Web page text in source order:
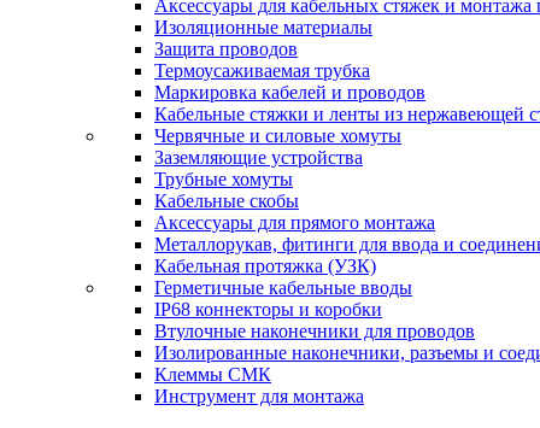
Аксессуары для кабельных стяжек и монтажа
Изоляционные материалы
Защита проводов
Термоусаживаемая трубка
Маркировка кабелей и проводов
Кабельные стяжки и ленты из нержавеющей
Червячные и силовые хомуты
Заземляющие устройства
Трубные хомуты
Кабельные скобы
Аксессуары для прямого монтажа
Металлорукав, фитинги для ввода и
Кабельная протяжка (УЗК)
Герметичные кабельные вводы
IP68 коннекторы и коробки
Втулочные наконечники для проводов
Изолированные наконечники, разъемы и
Клеммы СМК
Инструмент для монтажа